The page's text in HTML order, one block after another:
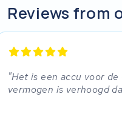
R.A.T. Holland
SociBike
Reviews from
Het is een accu voor
vermogen is verhoogd